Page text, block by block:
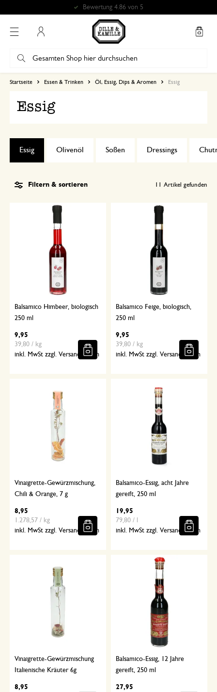
Startseite Essen & Trinken Öl, Essig, Dips & Aromen Essig
Essig
Olivenöl Soßen
Essig Dressings
Filtern & sortieren Artikel gefunden
Balsamico Himbeer, biologisch
250 ml
9,95
39,80 / kg
inkl. MwSt zzgl. Versandkosten
Balsamico Feige, biologisch,
250 ml
9,95
39,80 / kg
inkl. MwSt zzgl. Versandkosten
Vinaigrette-Gewürzmischung,
Chili & Orange, 7 g
8,95
1.278,57 / kg
inkl. MwSt zzgl. Versandkosten
Balsamico-Essig, acht Jahre
gereift, 250 ml
19,95
79,80 / l
inkl. MwSt zzgl. Versandkosten
Vinaigrette-Gewürzmischung
Italienische Kräuter 6g
8,95
Balsamico-Essig, 12 Jahre
gereift, 250 ml
27,95